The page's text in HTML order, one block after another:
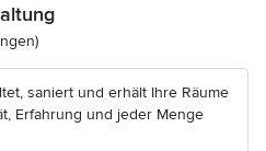
4.9 von 5 Sternen
saniert und erhält Ihre Räume
Erfahrung und jeder Menge